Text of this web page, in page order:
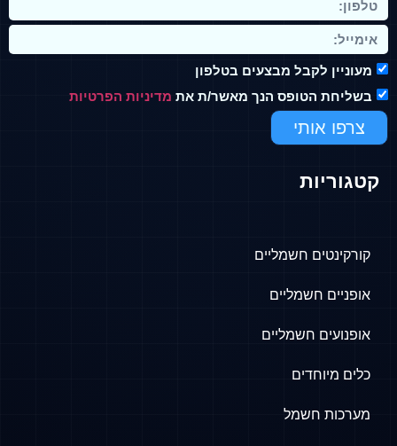
מעוניין לקבל מבצעים בטלפון
בשליחת הטופס הנך מאשר/ת את מדיניות הפרטיות
צרפו אותי
קטגוריות
קורקינטים חשמליים
אופניים חשמליים
אופנועים חשמליים
כלים מיוחדים
מערכות חשמל